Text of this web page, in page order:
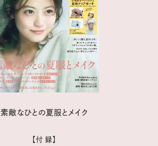
素敵なひとの夏服とメイク
【付 録】